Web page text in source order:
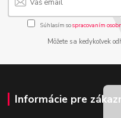
Súhlasím sospracovaním
Môžete sa kedykoľvek
Informácie pre